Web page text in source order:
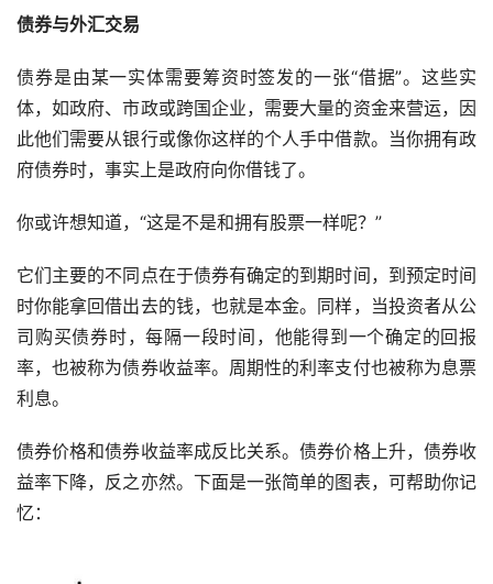
债券与外汇交易
债券是由某一实体需要筹资时签发的一张“借据”。这些实
体，如政府、市政或跨国企业，需要大量的资金来营运，因
此他们需要从银行或像你这样的个人手中借款。当你拥有政
府债券时，事实上是政府向你借钱了。
你或许想知道，“这是不是和拥有股票一样呢？”
它们主要的不同点在于债券有确定的到期时间，到预定时间
时你能拿回借出去的钱，也就是本金。同样，当投资者从公
司购买债券时，每隔一段时间，他能得到一个确定的回报
率，也被称为债券收益率。周期性的利率支付也被称为息票
利息。
债券价格和债券收益率成反比关系。债券价格上升，债券收
益率下降，反之亦然。下面是一张简单的图表，可帮助你记
忆：